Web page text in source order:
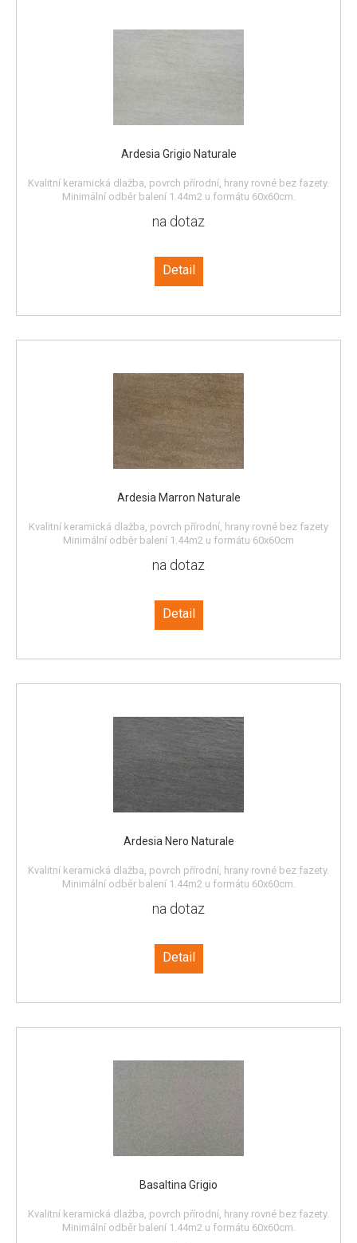
Ardesia Grigio Naturale
Kvalitní keramická dlažba, povrch přírodní, hrany rovné bez fazety.
Minimální odběr balení 1,44m2 u formátu 60x60cm.
na dotaz
Detail
Ardesia Marron Naturale
Kvalitní keramická dlažba, povrch přírodní, hrany rovné bez fazety
Minimální odběr balení 1,44m2 u formátu 60x60cm
na dotaz
Detail
Ardesia Nero Naturale
Kvalitní keramická dlažba, povrch přírodní, hrany rovné bez fazety.
Minimální odběr balení 1,44m2 u formátu 60x60cm.
na dotaz
Detail
Basaltina Grigio
Kvalitní keramická dlažba, povrch přírodní, hrany rovné bez fazety.
Minimální odběr balení 1,44m2 u formátu 60x60cm.